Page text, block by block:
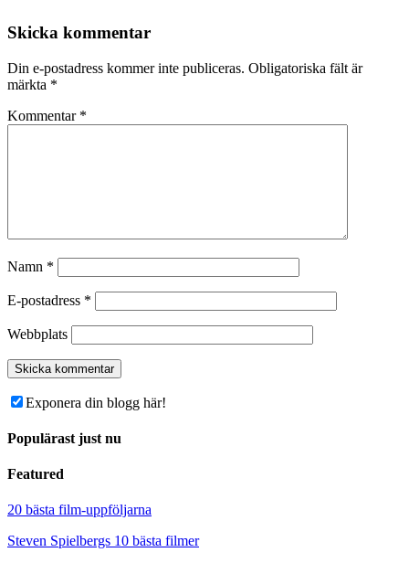
Skicka kommentar
Din e-postadress kommer inte publiceras. Obligatoriska fält är
märkta *
Kommentar *
Namn *
E-postadress *
Webbplats
Exponera din blogg här!
Populärast just nu
Featured
20 bästa film-uppföljarna
Steven Spielbergs 10 bästa filmer